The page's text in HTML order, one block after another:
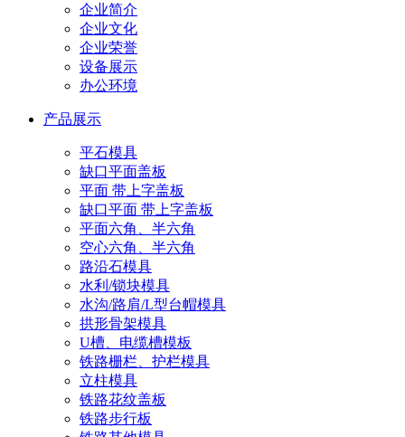
企业简介
企业文化
企业荣誉
设备展示
办公环境
产品展示
平石模具
缺口平面盖板
平面 带上字盖板
缺口平面 带上字盖板
平面六角、半六角
空心六角、半六角
路沿石模具
水利/锁块模具
水沟/路肩/L型台帽模具
拱形骨架模具
U槽、电缆槽模板
铁路栅栏、护栏模具
立柱模具
铁路花纹盖板
铁路步行板